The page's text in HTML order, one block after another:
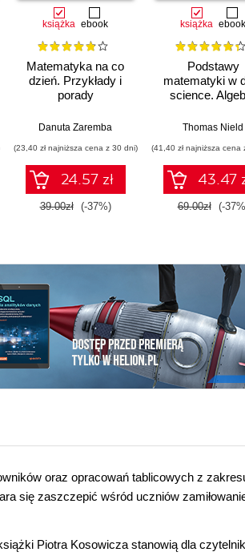
książka ebook
Matematyka na co
dzień. Przykłady i
porady
Danuta Zaremba
(23,40 zł najniższa cena z 30 dni)
24.57 zł
39.00zł (-37%)
książka ebook
Podstawy
matematyki w
science.
Thomas Nield
(41,40 zł najniższa cena
43.47
69.00zł (-
oraz opracowań tablicowych z
się zaszczepić wśród uczniów
Piotra Kosowicza stanowią dla